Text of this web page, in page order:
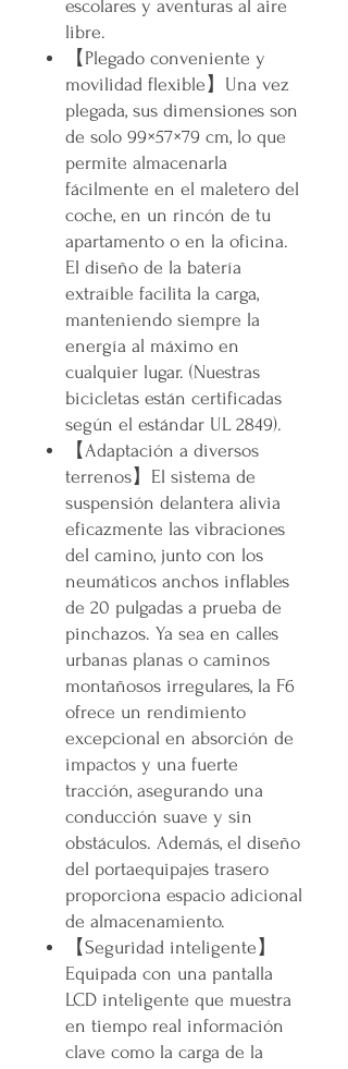
escolares y aventuras al aire
libre.
【Plegado conveniente y
movilidad flexible】Una vez
plegada, sus dimensiones son
de solo 99×57×79 cm, lo que
permite almacenarla
fácilmente en el maletero del
coche, en un rincón de tu
apartamento o en la oficina.
El diseño de la batería
extraíble facilita la carga,
manteniendo siempre la
energía al máximo en
cualquier lugar. (Nuestras
bicicletas están certificadas
según el estándar UL 2849).
【Adaptación a diversos
terrenos】El sistema de
suspensión delantera alivia
eficazmente las vibraciones
del camino, junto con los
neumáticos anchos inflables
de 20 pulgadas a prueba de
pinchazos. Ya sea en calles
urbanas planas o caminos
montañosos irregulares, la F6
ofrece un rendimiento
excepcional en absorción de
impactos y una fuerte
tracción, asegurando una
conducción suave y sin
obstáculos. Además, el diseño
del portaequipajes trasero
proporciona espacio adicional
de almacenamiento.
【Seguridad inteligente】
Equipada con una pantalla
LCD inteligente que muestra
en tiempo real información
clave como la carga de la